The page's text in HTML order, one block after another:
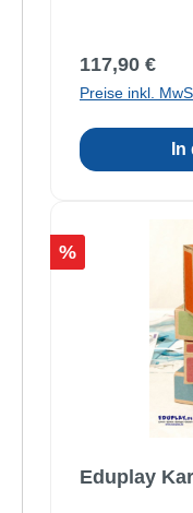
Regulärer
117,90 €
Preise inkl.
Rabatt
%
Eduplay